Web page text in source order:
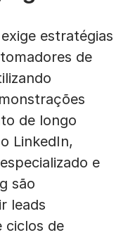
estratégias
de
de longo
LinkedIn,
e
são
leads
ciclos de